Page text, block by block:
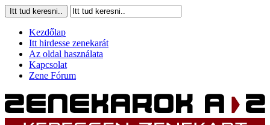
Kezdőlap
Itt hirdesse zenekarát
Az oldal használata
Kapcsolat
Zene Fórum